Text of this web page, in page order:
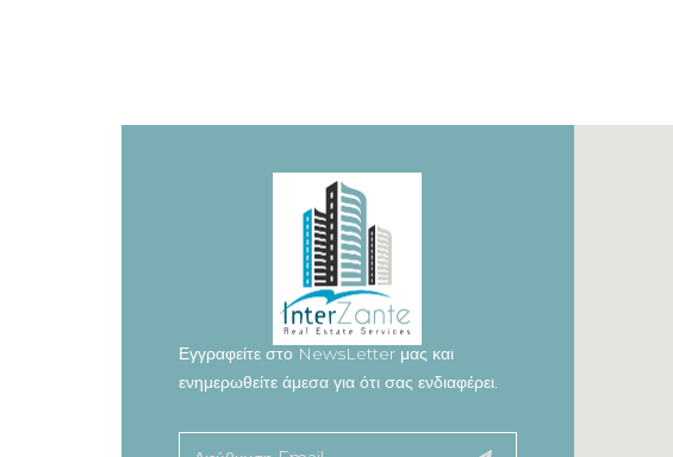
Εγγραφείτε στο NewsLetter μας και
ενημερωθείτε άμεσα για ότι σας ενδιαφέρει.